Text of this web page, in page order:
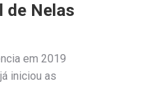
de Nelas
em 2019
iniciou as